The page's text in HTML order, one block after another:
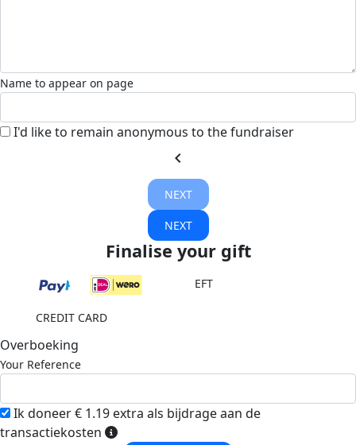
Name to appear on page
I'd like to remain anonymous to the fundraiser
chevron_left
NEXT
NEXT
Finalise your gift
EFT
CREDIT CARD
Overboeking
Your Reference
Ik doneer € 1.19 extra als bijdrage aan de
transactiekosten